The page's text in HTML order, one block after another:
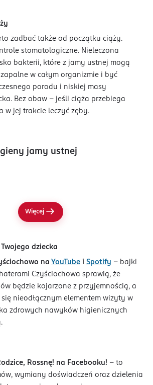
zadbać także od początku ciąży.
stomatologiczne. Nieleczona
bakterii, które z jamy ustnej mogą
w całym organizmie i być
porodu i niskiej masy
Bez obaw - jeśli ciąża przebiega
w jej trakcie leczyć zęby.
jamy ustnej
Więcej
dziecka
na YouTube i Spotify – bajki
Czyściochowa sprawią, że
będzie kojarzone z przyjemnością, a
nieodłącznym elementem wizyty w
zdrowych nawyków higienicznych
Rossnę! na Facebooku! – to
wymiany doświadczeń oraz dzielenia